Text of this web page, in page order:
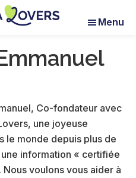
Menu
Co-fondateur avec
une joyeuse
le monde depuis plus de
information « certifiée
voulons vous aider à